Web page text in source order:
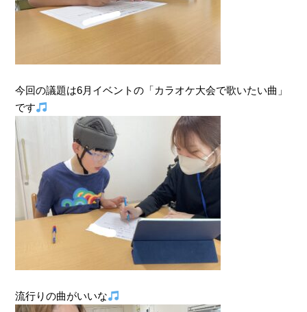
今回の議題は6月イベントの「カラオケ大会で歌いたい曲」
です
流行りの曲がいいな